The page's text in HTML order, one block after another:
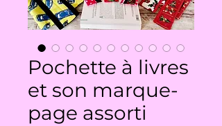
Pochette à livres
et son marque-
page assorti